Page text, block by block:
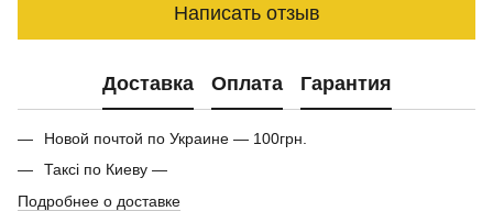
Написать отзыв
Доставка Оплата Гарантия
Новой почтой по Украине — 100грн.
Таксі по Киеву —
Подробнее о доставке